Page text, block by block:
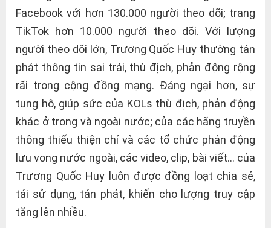
Facebook với hơn 130.000 người theo dõi; trang
TikTok hơn 10.000 người theo dõi. Với lượng
người theo dõi lớn, Trương Quốc Huy thường tán
phát thông tin sai trái, thù địch, phản động rộng
rãi trong cộng đồng mạng. Đáng ngại hơn, sự
tung hô, giúp sức của KOLs thù địch, phản động
khác ở trong và ngoài nước; của các hãng truyền
thông thiếu thiện chí và các tổ chức phản động
lưu vong nước ngoài, các video, clip, bài viết… của
Trương Quốc Huy luôn được đồng loạt chia sẻ,
tái sử dụng, tán phát, khiến cho lượng truy cập
tăng lên nhiều.